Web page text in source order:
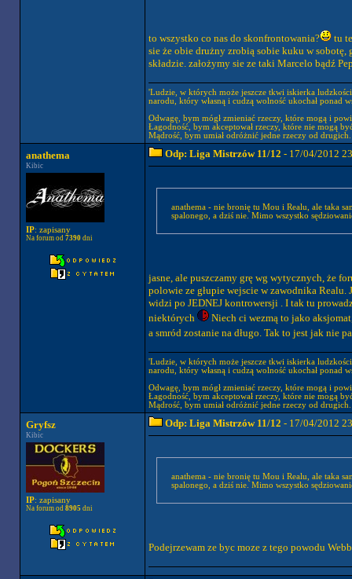
to wszystko co nas do skonfrontowania?
tu
sie że obie drużny zrobią sobie kuku w
składzie. założymy sie ze taki Marcelo bądź
'Ludzie, w których może jeszcze tkwi iskierka
narodu, który własną i cudzą wolność ukochał ponad
Odwagę, bym mógł zmieniać rzeczy, które mogą i
Łagodność, bym akceptował rzeczy, które nie mogą
Mądrość, bym umiał odróżnić jedne rzeczy od drugich.
anathema
Kibic
IP: zapisany
Na forum od 7390dni
Odp: Liga Mistrzów 11/12 - 17/04/2012
anathema - nie bronię tu Mou i Realu, ale taka
spalonego, a dziś nie. Mimo wszystko
jasne, ale puszczamy grę wg wytycznych, że
polowie ze głupie wejscie w zawodnika
widzi po JEDNEJ kontrowersji . I tak tu
niektórych
Niech ci wezmą to jako
a smród zostanie na długo. Tak to jest jak nie
'Ludzie, w których może jeszcze tkwi iskierka
narodu, który własną i cudzą wolność ukochał ponad
Odwagę, bym mógł zmieniać rzeczy, które mogą i
Łagodność, bym akceptował rzeczy, które nie mogą
Mądrość, bym umiał odróżnić jedne rzeczy od drugich.
Gryfsz
Kibic
IP: zapisany
Na forum od 8905 dni
Odp: Liga Mistrzów 11/12 - 17/04/2012
anathema - nie bronię tu Mou i Realu, ale taka
spalonego, a dziś nie. Mimo wszystko
Podejrzewam ze byc moze z tego powodu